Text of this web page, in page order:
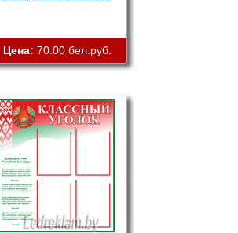
Цена: 70.00 бел.руб.